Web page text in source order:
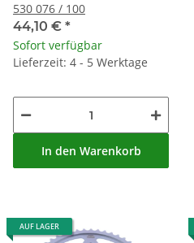
530 076 / 100
44,10 € *
Sofort verfügbar
Lieferzeit: 4 - 5 Werktage
In den Warenkorb
AUF LAGER